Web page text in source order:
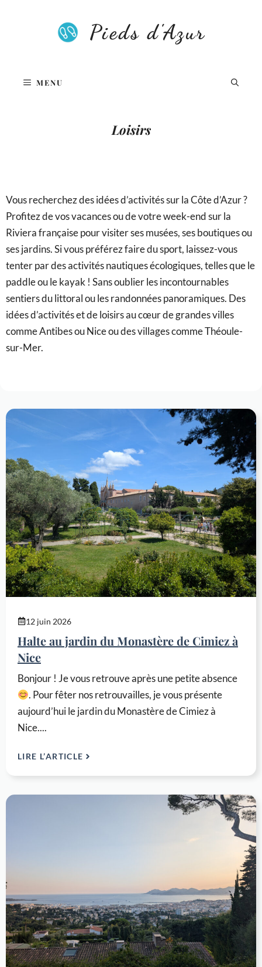
Pieds d'Azur
MENU
Loisirs
Vous recherchez des idées d’activités sur la Côte d’Azur ?
Profitez de vos vacances ou de votre week-end sur la
Riviera française pour visiter ses musées, ses boutiques ou
ses jardins. Si vous préférez faire du sport, laissez-vous
tenter par des activités nautiques écologiques, telles que le
paddle ou le kayak ! Sans oublier les incontournables
sentiers du littoral ou les randonnées panoramiques. Des
idées d’activités et de loisirs au cœur de grandes villes
comme Antibes ou Nice ou des villages comme Théoule-
sur-Mer.
12 juin 2026
Halte au jardin du Monastère de Cimiez à
Nice
Bonjour ! Je vous retrouve après une petite absence
. Pour fêter nos retrouvailles, je vous présente
aujourd’hui le jardin du Monastère de Cimiez à
Nice....
LIRE L’ARTICLE